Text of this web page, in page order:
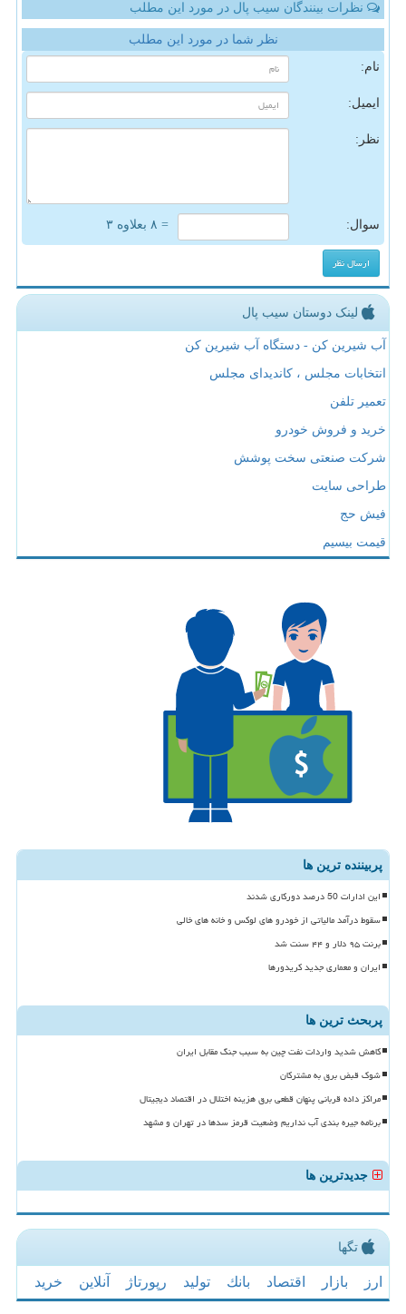
نظرات بینندگان سیب پال در مورد این مطلب
نظر شما در مورد این مطلب
نام:
ایمیل:
نظر:
سوال: = ۸ بعلاوه ۳
لینک دوستان سیب پال
آب شیرین کن - دستگاه آب شیرین کن
انتخابات مجلس ، کاندیدای مجلس
تعمیر تلفن
خرید و فروش خودرو
شرکت صنعتی سخت پوشش
طراحی سایت
فیش حج
قیمت بیسیم
پربیننده ترین ها
این ادارات 50 درصد دورکاری شدند
سقوط درآمد مالیاتی از خودرو های لوکس و خانه های خالی
برنت ۹۵ دلار و ۴۴ سنت شد
ایران و معماری جدید کریدورها
پربحث ترین ها
کاهش شدید واردات نفت چین به سبب جنگ مقابل ایران
شوک قبض برق به مشترکان
مراکز داده قربانی پنهان قطعی برق هزینه اختلال در اقتصاد دیجیتال
برنامه جیره بندی آب نداریم وضعیت قرمز سدها در تهران و مشهد
جدیدترین ها
تگها
ارز بازار اقتصاد بانك تولید رپورتاژ آنلاین خرید